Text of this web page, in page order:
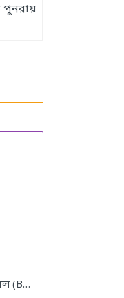
পুনরায়
বারাকা ন্যাচারাল অয়েল (Baraka Natural oil) – 120 মিলি